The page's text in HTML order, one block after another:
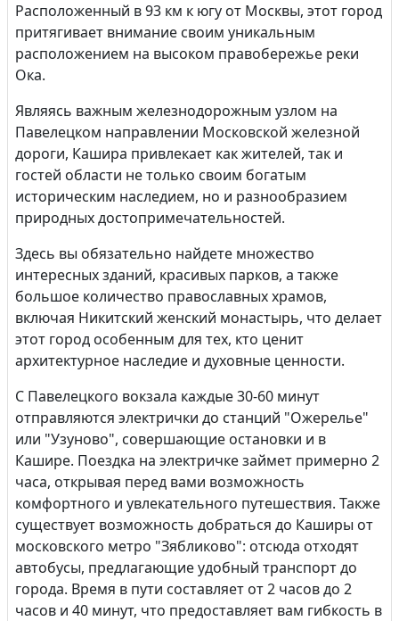
Расположенный в 93 км к югу от Москвы, этот город
притягивает внимание своим уникальным
расположением на высоком правобережье реки
Ока.
Являясь важным железнодорожным узлом на
Павелецком направлении Московской железной
дороги, Кашира привлекает как жителей, так и
гостей области не только своим богатым
историческим наследием, но и разнообразием
природных достопримечательностей.
Здесь вы обязательно найдете множество
интересных зданий, красивых парков, а также
большое количество православных храмов,
включая Никитский женский монастырь, что делает
этот город особенным для тех, кто ценит
архитектурное наследие и духовные ценности.
С Павелецкого вокзала каждые 30-60 минут
отправляются электрички до станций "Ожерелье"
или "Узуново", совершающие остановки и в
Кашире. Поездка на электричке займет примерно 2
часа, открывая перед вами возможность
комфортного и увлекательного путешествия. Также
существует возможность добраться до Каширы от
московского метро "Зябликово": отсюда отходят
автобусы, предлагающие удобный транспорт до
города. Время в пути составляет от 2 часов до 2
часов и 40 минут, что предоставляет вам гибкость в